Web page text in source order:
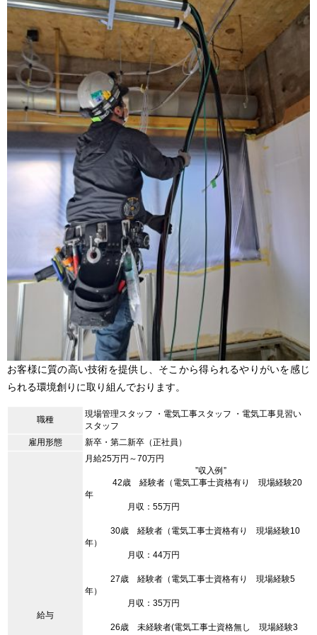
お客様に質の高い技術を提供し、そこから得られるやりがいを感じ
られる環境創りに取り組んでおります。
職種
現場管理スタッフ ・電気工事スタッフ ・電気工事見習い
スタッフ
雇用形態
新卒・第二新卒（正社員）
給与
月給25万円～70万円
”収入例”
42歳 経験者（電気工事士資格有り 現場経験20
年
月収：55万円
30歳 経験者（電気工事士資格有り 現場経験10
年）
月収：44万円
27歳 経験者（電気工事士資格有り 現場経験5
年）
月収：35万円
26歳 未経験者(電気工事士資格無し 現場経験3